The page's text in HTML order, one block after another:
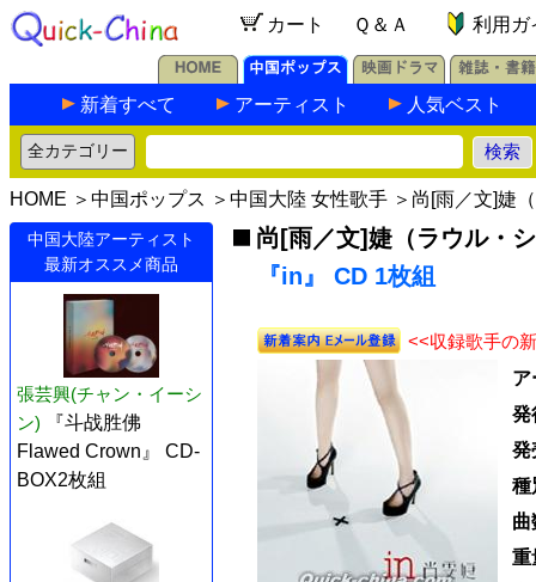
カート Ｑ＆Ａ 利用ガ
新着すべて アーティスト 人気ベスト
HOME ＞ 中国ポップス ＞ 中国大陸 女性歌手 ＞ 尚[雨／文]婕
中国大陸アーティスト
最新オススメ商品
張芸興(チャン・イーシ
ン)
『斗战胜佛
Flawed Crown』 CD-
BOX2枚組
尚[雨／文]婕（ラウル・
『in』 CD 1枚組
<<収録歌手の
ア
発
発
種
曲
重